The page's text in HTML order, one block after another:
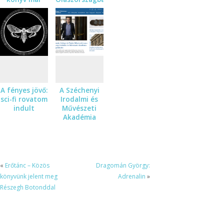
kapható.
a Máglyát
A fényes jövő:
sci-fi rovatom
indult
A Széchenyi
Irodalmi és
Művészeti
Akadémia
« Erőtánc – Közös
könyvünk jelent meg
Részegh Botonddal
Dragomán György:
Adrenalin »